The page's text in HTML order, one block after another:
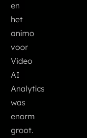
en
het
animo
voor
Video
AI
Analytics
was
enorm
groot.